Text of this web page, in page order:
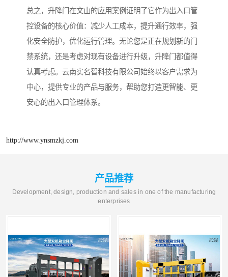
总之，升降门在文山的应用案例证明了它作为出入口管
控设备的核心价值：减少人工成本，提升通行效率，强
化安全防护，优化运行管理。无论您是正在规划新的门
禁系统，还是考虑对现有设备进行升级，升降门都值得
认真考虑。云南实名智科技有限公司始终以客户需求为
中心，提供专业的产品与服务，帮助您打造更智能、更
安心的出入口管理体系。
http://www.ynsmzkj.com
产品推荐
Development, design, production and sales in one of the manufacturing
enterprises